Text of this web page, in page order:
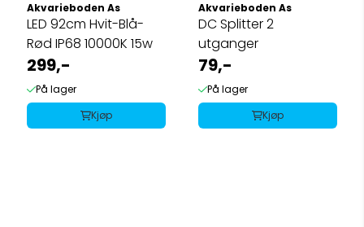
Akvarieboden As
LED 92cm Hvit-Blå-
Rød IP68 10000K 15w
299,-
På lager
Kjøp
Akvarieboden As
DC Splitter 2
utganger
79,-
På lager
Kjøp